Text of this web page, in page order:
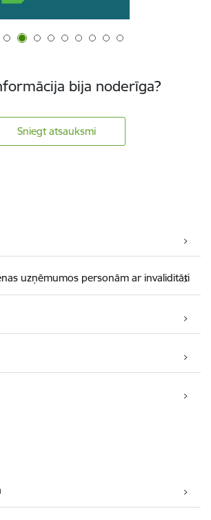
bija noderīga?
Sniegt atsauksmi
uzņēmumos personām ar invaliditāti